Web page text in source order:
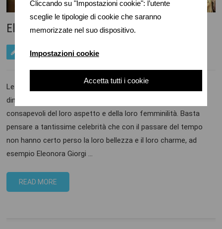
Cliccando su "Impostazioni cookie": l’utente
sceglie le tipologie di cookie che saranno
memorizzate nel suo dispositivo.
Impostazioni cookie
Accetta tutti i cookie
Elegante e alla moda a 60 anni, si può!
GENNAIO 25, 2020
Le donne di 60 anni oggi non sono certo quelle di un tempo,
dinamiche, lavoratrici, mamme e nonne, donne bellissime e
consapevoli del loro aspetto e della loro femminilità. Basta
pensare a tantissime celebrità che con il passare del tempo
non hanno certo perso la loro bellezza e il loro charme, ad
esempio Eleonora Giorgi …
READ MORE